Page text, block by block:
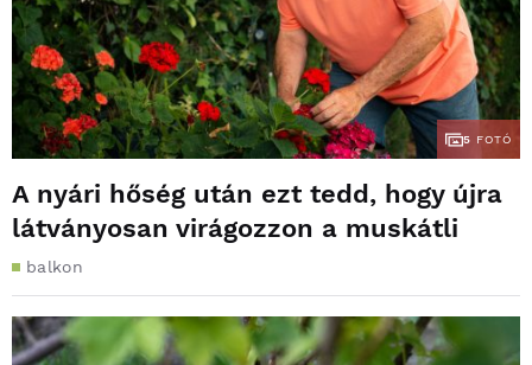
5 FOTÓ
A nyári hőség után ezt tedd, hogy újra
látványosan virágozzon a muskátli
balkon